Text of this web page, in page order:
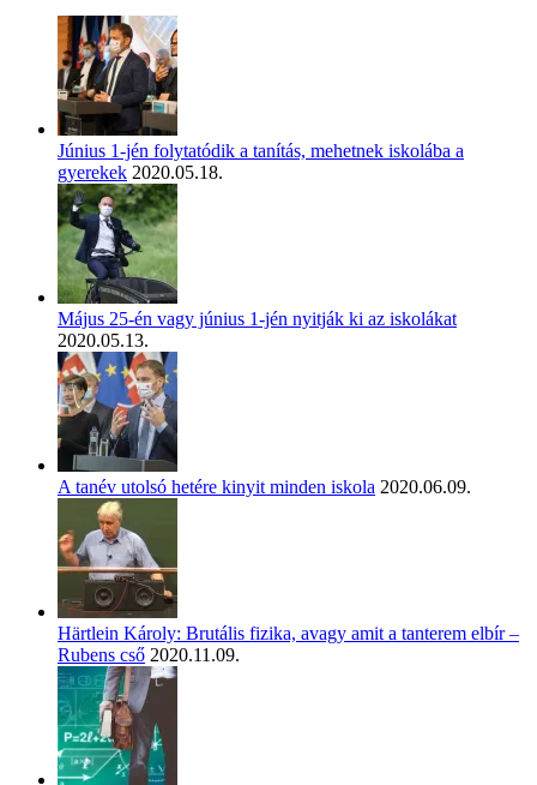
Június 1-jén folytatódik a tanítás, mehetnek iskolába a
gyerekek 2020.05.18.
Május 25-én vagy június 1-jén nyitják ki az iskolákat
2020.05.13.
A tanév utolsó hetére kinyit minden iskola 2020.06.09.
Härtlein Károly: Brutális fizika, avagy amit a tanterem elbír –
Rubens cső 2020.11.09.